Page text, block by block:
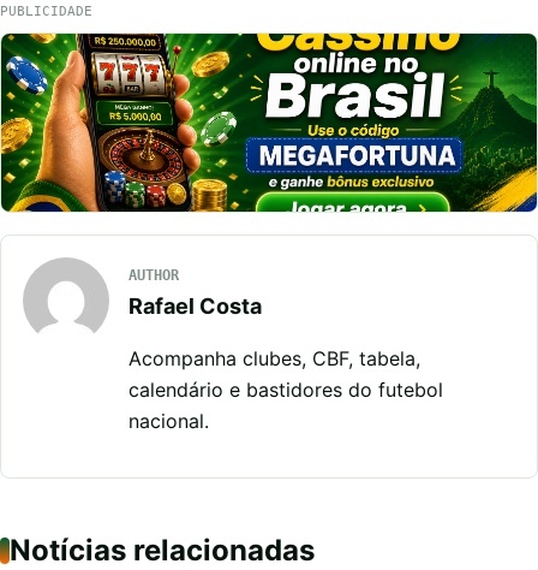
PUBLICIDADE
AUTHOR
Rafael Costa
Acompanha clubes, CBF, tabela,
calendário e bastidores do futebol
nacional.
Notícias relacionadas